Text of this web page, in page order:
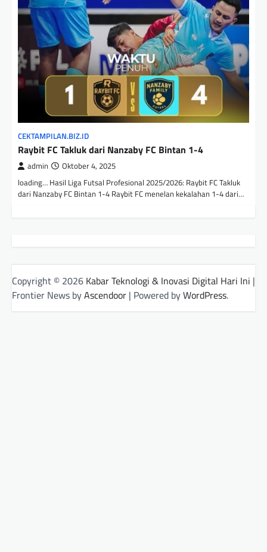
CEKTAMPILAN.BIZ.ID
Raybit FC Takluk dari Nanzaby FC Bintan 1-4
admin Oktober 4, 2025
loading… Hasil Liga Futsal Profesional 2025/2026: Raybit FC Takluk
dari Nanzaby FC Bintan 1-4 Raybit FC menelan kekalahan 1-4 dari…
Copyright © 2026 Kabar Teknologi & Inovasi Digital Hari Ini |
Frontier News byAscendoor | Powered byWordPress.